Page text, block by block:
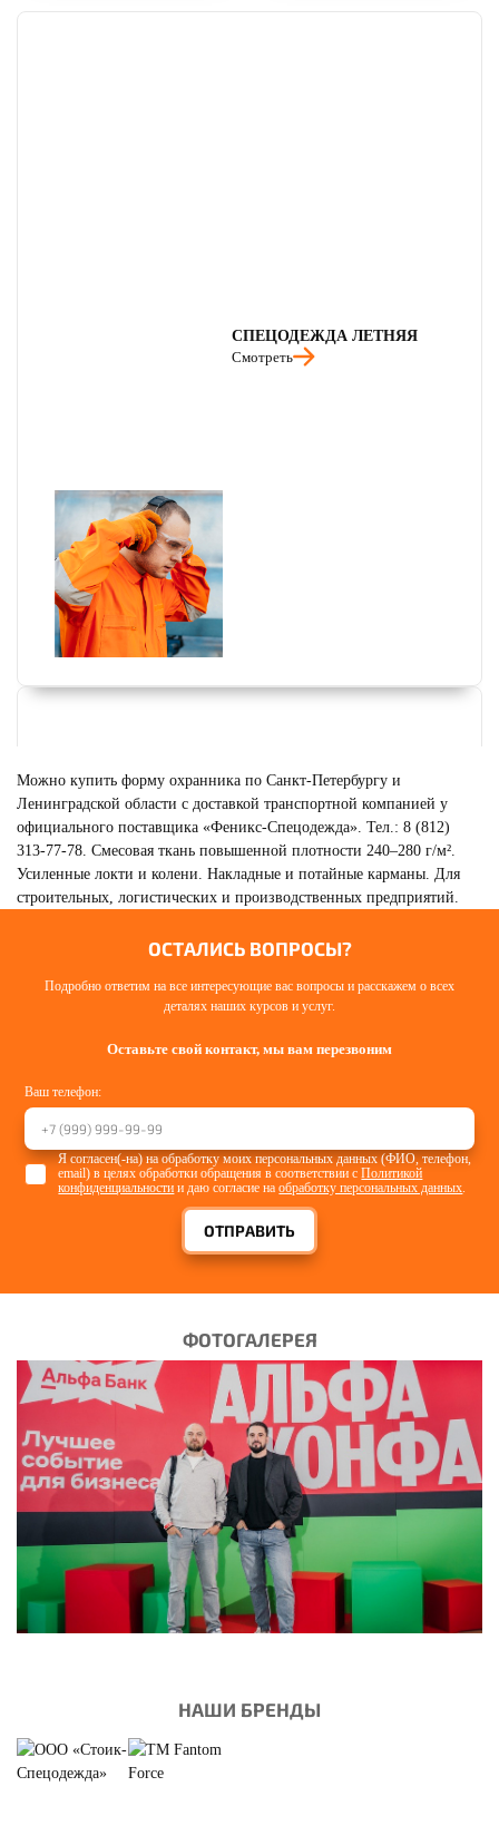
СПЕЦОДЕЖДА ЛЕТНЯЯ
Смотреть
СПЕЦОДЕЖДА ЗИМНЯЯ
Смотреть
Можно купить форму охранника по Санкт-Петербургу и
Ленинградской области с доставкой транспортной компанией у
официального поставщика «Феникс-Спецодежда». Тел.: 8 (812)
313-77-78. Смесовая ткань повышенной плотности 240–280 г/м².
Усиленные локти и колени. Накладные и потайные карманы. Для
строительных, логистических и производственных предприятий.
ОСТАЛИСЬ ВОПРОСЫ?
Подробно ответим на все интересующие вас вопросы и расскажем о всех
деталях наших курсов и услуг.
Оставьте свой контакт, мы вам перезвоним
Ваш телефон:
ОТПРАВИТЬ
Я согласен(-на) на обработку моих персональных данных (ФИО, телефон,
email) в целях обработки обращения в соответствии сПолитикой
конфиденциальности и даю согласие наобработку персональных данных.
ФОТОГАЛЕРЕЯ
НАШИ БРЕНДЫ